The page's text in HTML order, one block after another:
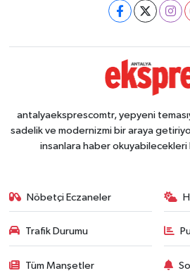
antalyaeksprescomtr, yepyeni
sadelik ve modernizmi bir araya
insanlara haber okuyabilecekleri
Nöbetçi Eczaneler
Trafik Durumu
Tüm Manşetler